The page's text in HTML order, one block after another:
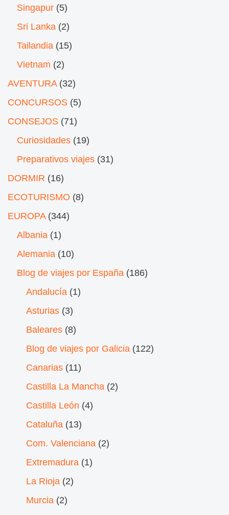
Singapur (5)
Sri Lanka (2)
Tailandia (15)
Vietnam (2)
AVENTURA(32)
CONCURSOS (5)
CONSEJOS (71)
Curiosidades (19)
Preparativos viajes (31)
DORMIR (16)
ECOTURISMO (8)
EUROPA(344)
Albania (1)
Alemania (10)
Blog de viajes por España (186)
Andalucía (1)
Asturias (3)
Baleares (8)
Blog de viajes por Galicia (122)
Canarias (11)
Castilla La Mancha (2)
Castilla León (4)
Cataluña (13)
Com. Valenciana (2)
Extremadura (1)
La Rioja (2)
Murcia (2)